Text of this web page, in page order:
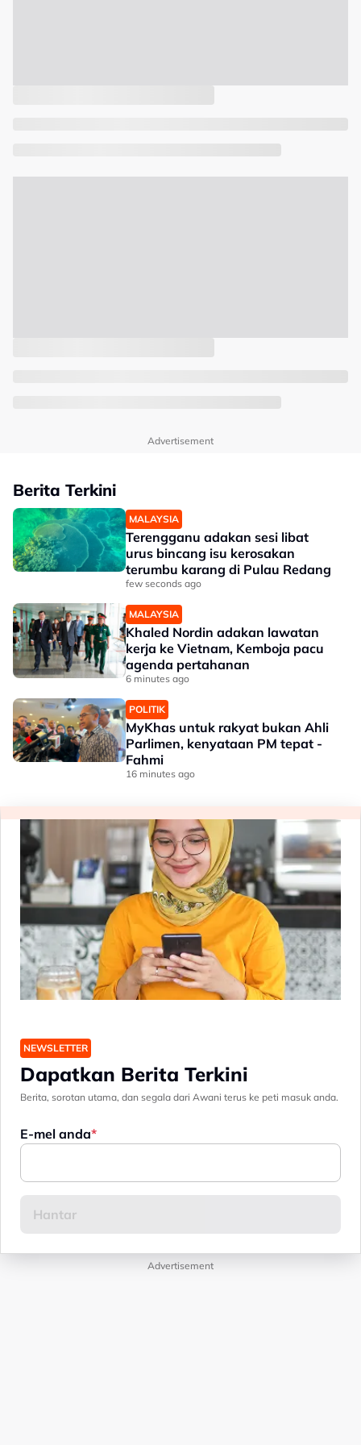
Advertisement
Berita Terkini
MALAYSIA
Terengganu adakan sesi libat
urus bincang isu kerosakan
terumbu karang di Pulau Redang
few seconds ago
MALAYSIA
Khaled Nordin adakan lawatan
kerja ke Vietnam, Kemboja pacu
agenda pertahanan
6 minutes ago
POLITIK
MyKhas untuk rakyat bukan Ahli
Parlimen, kenyataan PM tepat -
Fahmi
16 minutes ago
NEWSLETTER
Dapatkan Berita Terkini
Berita, sorotan utama, dan segala dari Awani terus ke peti masuk anda.
E-mel anda
Advertisement